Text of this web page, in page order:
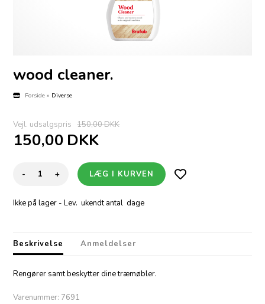
wood cleaner.
Forside » Diverse
Vejl. udsalgspris 150,00 DKK
150,00 DKK
- +
Ikke på lager - Lev. ukendt antal dage
Beskrivelse Anmeldelser
Rengører samt beskytter dine træmøbler.
Varenummer: 7691